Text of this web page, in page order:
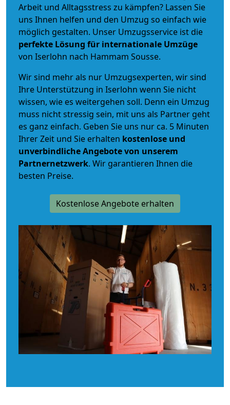
Arbeit und Alltagsstress zu kämpfen? Lassen Sie
uns Ihnen helfen und den Umzug so einfach wie
möglich gestalten. Unser Umzugsservice ist die
perfekte Lösung für internationale Umzüge
von Iserlohn nach Hammam Sousse.
Wir sind mehr als nur Umzugsexperten, wir sind
Ihre Unterstützung in Iserlohn wenn Sie nicht
wissen, wie es weitergehen soll. Denn ein Umzug
muss nicht stressig sein, mit uns als Partner geht
es ganz einfach. Geben Sie uns nur ca. 5 Minuten
Ihrer Zeit und Sie erhalten kostenlose und
unverbindlicheAngebote von unserem
Partnernetzwerk. Wir garantieren Ihnen die
besten Preise.
Kostenlose Angebote erhalten